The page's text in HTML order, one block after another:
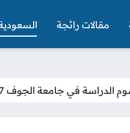
مقالات رائجة
الدراسة في جامعة الجوف 1447 لكافة التخصصات